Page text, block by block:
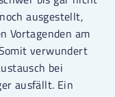
ausgestellt,
Vortagenden am
verwundert
bei
ausfällt. Ein